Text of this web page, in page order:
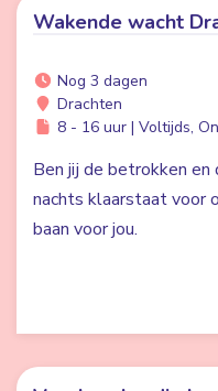
Wakende wacht
Nog 3 dagen
Drachten
8 - 16 uur | Voltijds,
Ben jij de betrokken
nachts klaarstaat voor
baan voor jou.